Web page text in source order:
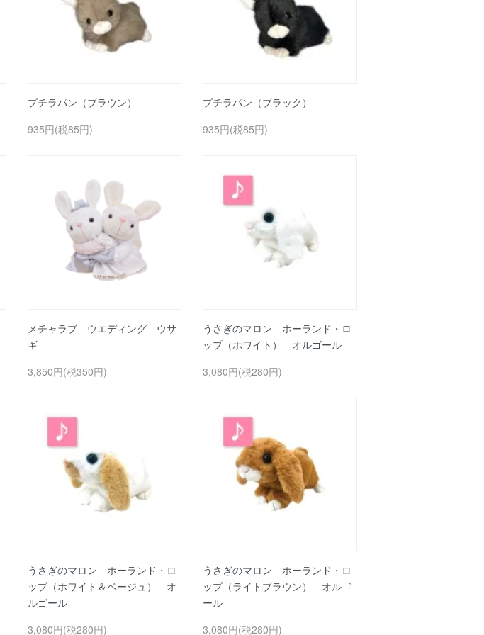
プチラパン（ブラウン）
935円(税85円)
プチラパン（ブラック）
935円(税85円)
メチャラブ ウエディング ウサ
ギ
3,850円(税350円)
うさぎのマロン ホーランド・ロ
ップ（ホワイト） オルゴール
3,080円(税280円)
うさぎのマロン ホーランド・ロ
ップ（ホワイト＆ベージュ） オ
ルゴール
3,080円(税280円)
うさぎのマロン ホーランド・ロ
ップ（ライトブラウン） オルゴ
ール
3,080円(税280円)